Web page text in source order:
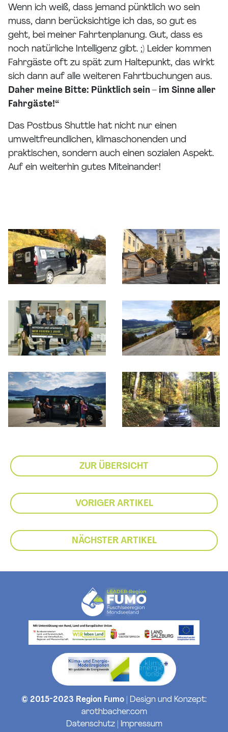
Wenn ich weiß, dass jemand pünktlich wo sein
muss, dann berücksichtige ich das, so gut es
geht, bei meiner Fahrtenplanung. Gut, dass es
noch natürliche Intelligenz gibt. ;) Leider kommen
Fahrgäste oft zu spät zum Haltepunkt, das wirkt
sich dann auf alle weiteren Fahrtbuchungen aus.
Daher meine Bitte: Pünktlich sein – im Sinne aller
Fahrgäste!“
Das Postbus Shuttle hat nicht nur einen
umweltfreundlichen, klimaschonenden und
praktischen, sondern auch einen sozialen Aspekt.
Auf ein weiterhin gutes Miteinander!
ZUR ÜBERSICHT
VORIGER ARTIKEL
NÄCHSTER ARTIKEL
© 2015-2023 Region Fumo | Design und Konzept:
arothbacher.com
Datenschutz
Impressum